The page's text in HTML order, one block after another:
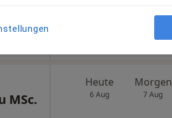
MSc.
Heute
6 Aug
Morgen
7 Aug